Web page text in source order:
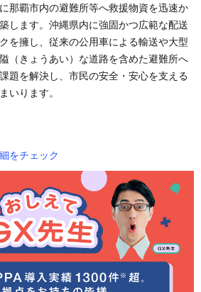
那覇市内の避難所等へ救援物資を迅速か
します。沖縄県内に強固かつ広範な配送
を擁し、従来の公用車による輸送や大型
（きょうあい）な道路を含めた避難所へ
題を解決し、市民の安全・安心を支える
いります。
をチェック